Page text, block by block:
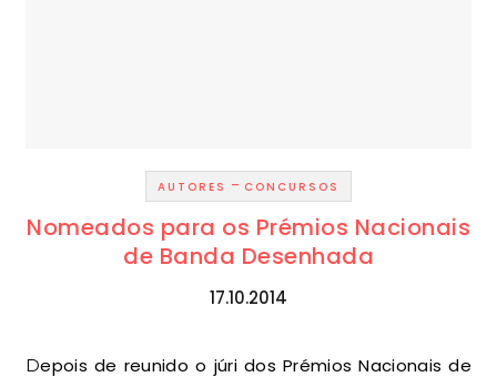
AUTORES - CONCURSOS
Nomeados para os Prémios Nacionais
de Banda Desenhada
17.10.2014
Depois de reunido o júri dos Prémios Nacionais de